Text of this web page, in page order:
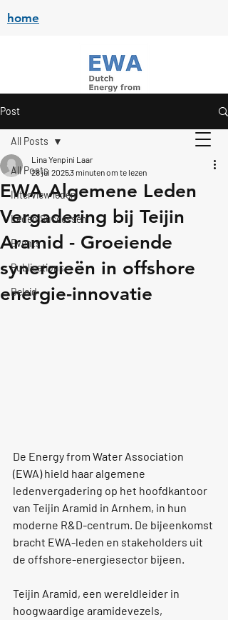
home
Post
All Posts
Interview leden
Leden Successen
Events
Publications
Beleid
All Posts
EWA Algemene Leden
Vergadering bij Teijin
Aramid - Groeiende
synergieën in offshore
energie-innovatie
Lina Yenpini Laar
28 jul 20253 minuten om te lezen
De Energy from Water Association
(EWA) hield haar algemene
ledenvergadering op het hoofdkantoor
van Teijin Aramid in Arnhem, in hun
moderne R&D-centrum. De bijeenkomst
bracht EWA-leden en stakeholders uit
de offshore-energiesector bijeen.
Teijin Aramid, een wereldleider in
hoogwaardige aramidevezels,